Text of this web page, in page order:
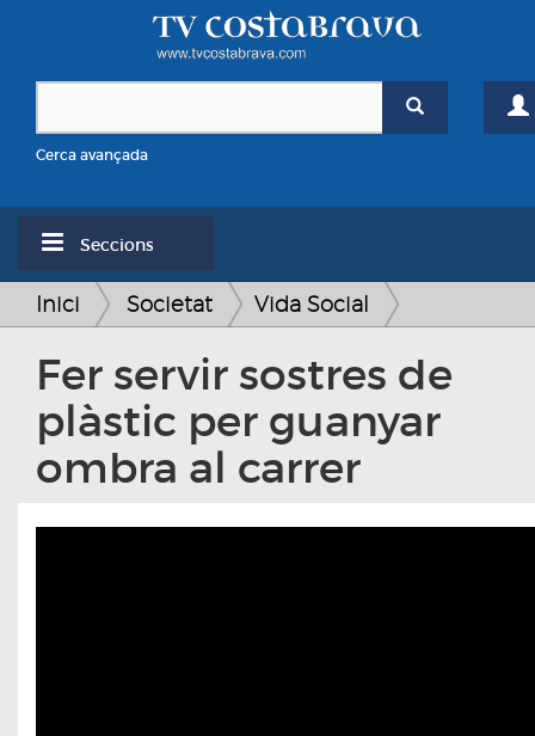
Cerca avançada
Seccions
Inici Societat Vida Social
Fer servir sostres de
plàstic per guanyar
ombra al carrer